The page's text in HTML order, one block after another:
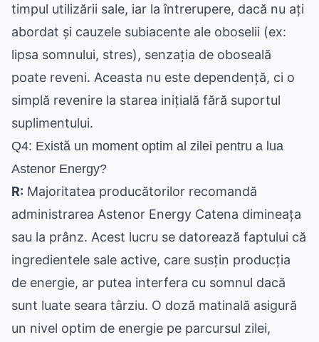
timpul utilizării sale, iar la întrerupere, dacă nu ați
abordat și cauzele subiacente ale oboselii (ex:
lipsa somnului, stres), senzația de oboseală
poate reveni. Aceasta nu este dependență, ci o
simplă revenire la starea inițială fără suportul
suplimentului.
Q4: Există un moment optim al zilei pentru a lua
Astenor Energy?
R: Majoritatea producătorilor recomandă
administrarea Astenor Energy Catena dimineața
sau la prânz. Acest lucru se datorează faptului că
ingredientele sale active, care susțin producția
de energie, ar putea interfera cu somnul dacă
sunt luate seara târziu. O doză matinală asigură
un nivel optim de energie pe parcursul zilei,